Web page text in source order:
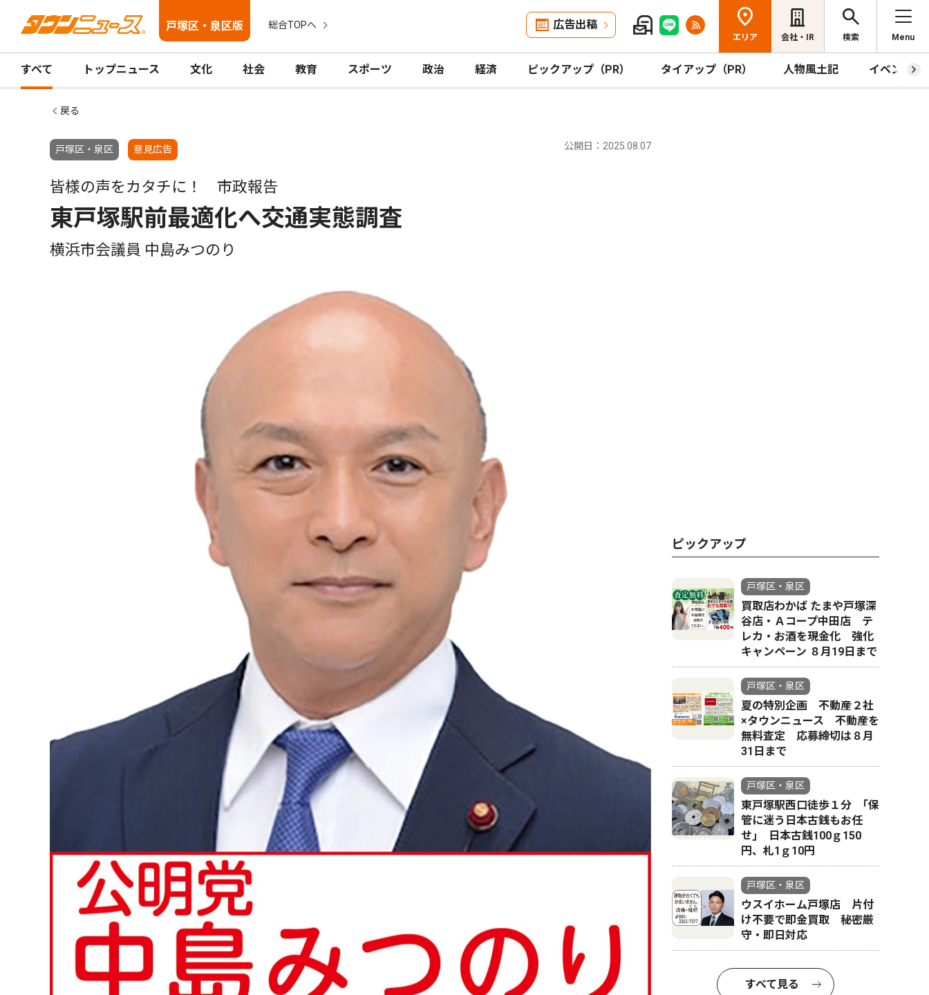
戸塚区・泉区版 総合TOPへ 広告出稿
エリア 会社・IR 検索 Menu
すべて トップニュース 文化 社会 教育 スポーツ 政治 経済 ピックアップ（PR） タイアップ（PR） 人物風土記 イベント
戻る
戸塚区・泉区 意見広告 公開日：2025.08.07
皆様の声をカタチに！ 市政報告
東戸塚駅前最適化へ交通実態調査
横浜市会議員 中島みつのり
ピックアップ
戸塚区・泉区
買取店わかば たまや戸塚深
谷店・Ａコープ中田店 テ
レカ・お酒を現金化 強化
キャンペーン ８月19日まで
戸塚区・泉区
夏の特別企画 不動産２社
×タウンニュース 不動産を
無料査定 応募締切は８月
31日まで
戸塚区・泉区
東戸塚駅西口徒歩１分 ｢保
管に迷う日本古銭もお任
せ｣ 日本古銭100ｇ150
円、札1ｇ10円
戸塚区・泉区
ウスイホーム戸塚店 片付
け不要で即金買取 秘密厳
守・即日対応
すべて見る